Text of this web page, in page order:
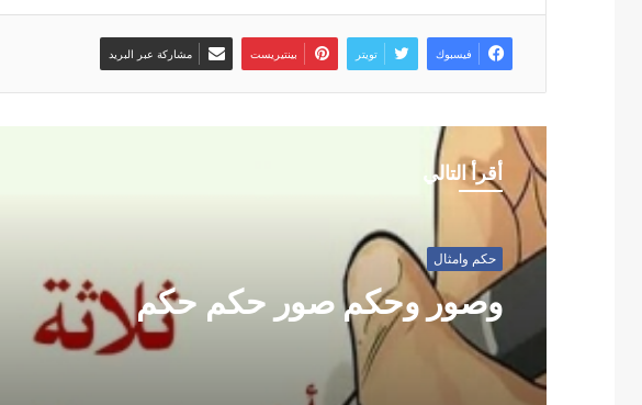
فيسبوك تويتر بينتيريست مشاركة عبر البريد
أقرأ التالي
حكم وامثال
وصور وحكم صور حكم حكم